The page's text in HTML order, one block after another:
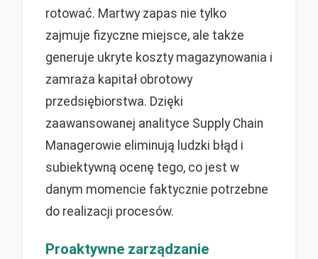
rotować. Martwy zapas nie tylko
zajmuje fizyczne miejsce, ale także
generuje ukryte koszty magazynowania i
zamraża kapitał obrotowy
przedsiębiorstwa. Dzięki
zaawansowanej analityce Supply Chain
Managerowie eliminują ludzki błąd i
subiektywną ocenę tego, co jest w
danym momencie faktycznie potrzebne
do realizacji procesów.
Proaktywne zarządzanie